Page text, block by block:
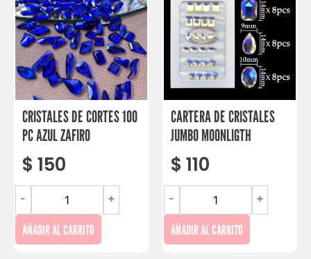
CRISTALES DE CORTES 100
PC AZUL ZAFIRO
$ 150
- +
AÑADIR AL CARRITO
CARTERA DE CRISTALES
JUMBO MOONLIGTH
$ 110
- +
AÑADIR AL CARRITO